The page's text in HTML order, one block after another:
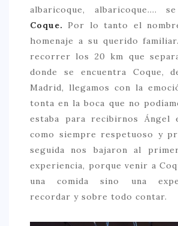
albaricoque, albaricoque….
Coque.Por lo tanto el
homenaje a su querido
recorrer los 20 km que
donde se encuentra Coque,
Madrid, llegamos con la
tonta en la boca que no
estaba para recibirnos Ángel
como siempre respetuoso y
seguida nos bajaron al
experiencia, porque venir a
una comida sino una
recordar y sobre todo contar.